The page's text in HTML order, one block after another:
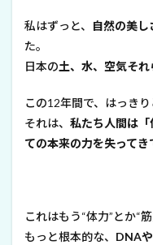
私はずっと、 自然の美
た。
日本の土、水、空気――そ
この12年間で、はっき
それは、 私たち人間は
ての本来の力を失ってき
これはもう“体力”とか“
もっと根本的な、 DNA